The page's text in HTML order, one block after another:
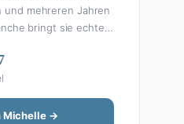
mehreren Jahren
bringt sie echtes
nicht wie eine
liegt darin, komplexe
dass sie jeder
dafür mit
Michelle →